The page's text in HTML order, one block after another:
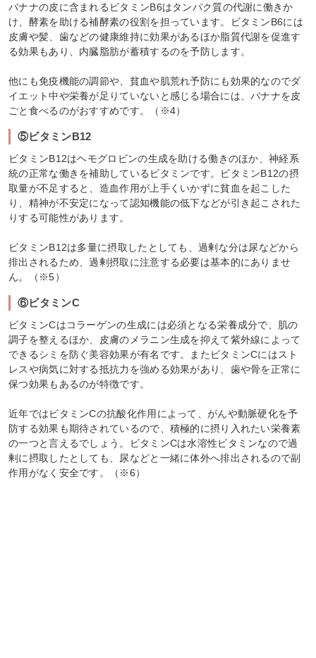
バナナの皮に含まれるビタミンB6はタンパク質の代謝に働きか
け、酵素を助ける補酵素の役割を担っています。ビタミンB6には
皮膚や髪、歯などの健康維持に効果があるほか脂質代謝を促進す
る効果もあり、内臓脂肪が蓄積するのを予防します。
他にも免疫機能の調節や、貧血や肌荒れ予防にも効果的なのでダ
イエット中や栄養が足りていないと感じる場合には、バナナを皮
ごと食べるのがおすすめです。（※4）
⑤ビタミンB12
ビタミンB12はヘモグロビンの生成を助ける働きのほか、神経系
統の正常な働きを補助しているビタミンです。ビタミンB12の摂
取量が不足すると、造血作用が上手くいかずに貧血を起こした
り、精神が不安定になって認知機能の低下などが引き起こされた
りする可能性があります。
ビタミンB12は多量に摂取したとしても、過剰な分は尿などから
排出されるため、過剰摂取に注意する必要は基本的にありませ
ん。（※5）
⑥ビタミンC
ビタミンCはコラーゲンの生成には必須となる栄養成分で、肌の
調子を整えるほか、皮膚のメラニン生成を抑えて紫外線によって
できるシミを防ぐ美容効果が有名です。またビタミンCにはスト
レスや病気に対する抵抗力を強める効果があり、歯や骨を正常に
保つ効果もあるのが特徴です。
近年ではビタミンCの抗酸化作用によって、がんや動脈硬化を予
防する効果も期待されているので、積極的に摂り入れたい栄養素
の一つと言えるでしょう。ビタミンCは水溶性ビタミンなので過
剰に摂取したとしても、尿などと一緒に体外へ排出されるので副
作用がなく安全です。（※6）